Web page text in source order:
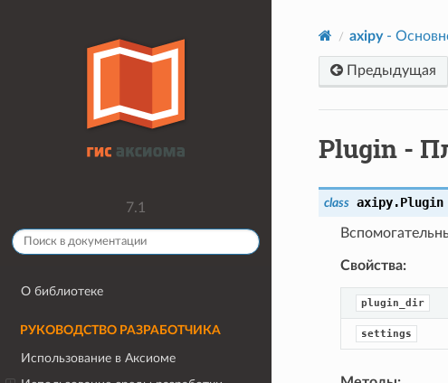
7.1
О библиотеке
РУКОВОДСТВО РАЗРАБОТЧИКА
Использование в Аксиоме
axipy-
Предыдущая
Plugin-
class axipy.Plugin
Свойства:
plugin_dir
settings